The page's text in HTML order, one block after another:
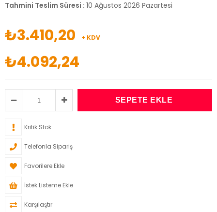
Tahmini Teslim Süresi : 10 Ağustos 2026 Pazartesi
₺3.410,20 + KDV
₺4.092,24
Kritik Stok
Telefonla Sipariş
Favorilere Ekle
İstek Listeme Ekle
Karşılaştır